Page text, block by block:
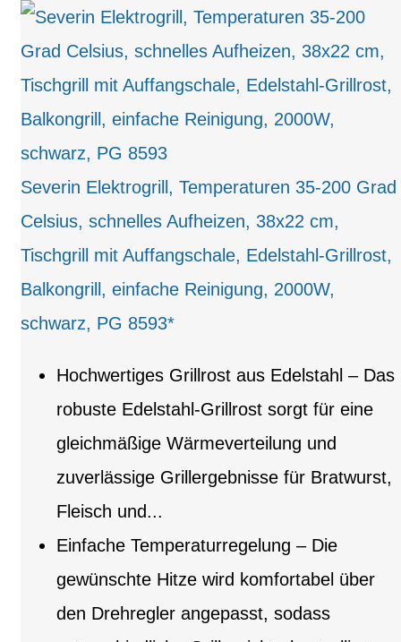
Severin Elektrogrill, Temperaturen 35-200 Grad
Celsius, schnelles Aufheizen, 38x22 cm,
Tischgrill mit Auffangschale, Edelstahl-Grillrost,
Balkongrill, einfache Reinigung, 2000W,
schwarz, PG 8593*
Hochwertiges Grillrost aus Edelstahl – Das
robuste Edelstahl-Grillrost sorgt für eine
gleichmäßige Wärmeverteilung und
zuverlässige Grillergebnisse für Bratwurst,
Fleisch und...
Einfache Temperaturregelung – Die
gewünschte Hitze wird komfortabel über
den Drehregler angepasst, sodass